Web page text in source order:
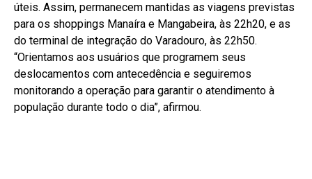
úteis. Assim, permanecem mantidas as viagens previstas
para os shoppings Manaíra e Mangabeira, às 22h20, e as
do terminal de integração do Varadouro, às 22h50.
“Orientamos aos usuários que programem seus
deslocamentos com antecedência e seguiremos
monitorando a operação para garantir o atendimento à
população durante todo o dia”, afirmou.